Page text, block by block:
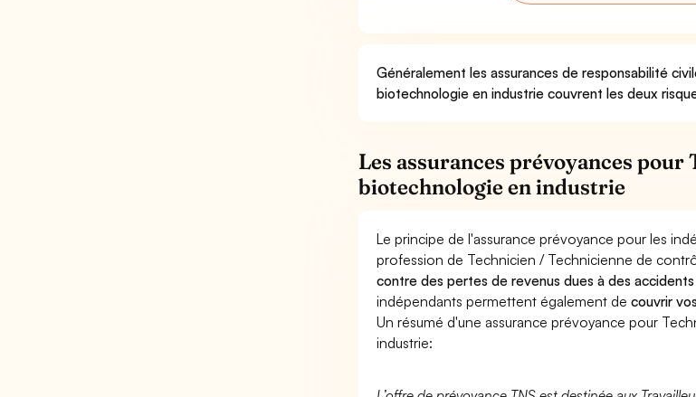
Généralement les assurances de responsabilité
biotechnologie en industrie couvrent les deux
Les assurances prévoyances
biotechnologie en industrie
Le principe de l'assurance prévoyance pour les
profession de Technicien / Technicienne de
contre des pertes de revenus dues à des
indépendants permettent également decouvrir
Un résumé d'une assurance prévoyance pour
industrie: